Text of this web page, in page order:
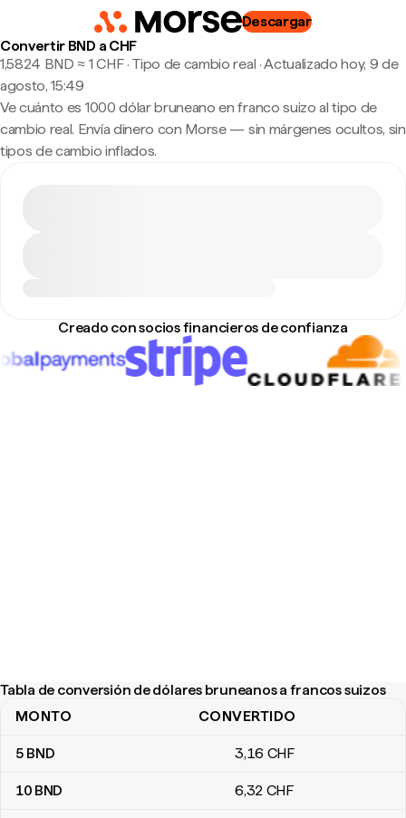
Descargar
Convertir BND a CHF
1,5824 BND ≈ 1 CHF · Tipo de cambio real ·Actualizado hoy, 9 de
agosto, 15:49
Ve cuánto es 1000 dólar bruneano en franco suizo al tipo de
cambio real. Envía dinero con Morse — sin márgenes ocultos, sin
tipos de cambio inflados.
Creado con socios financieros de confianza
Tabla de conversión de dólares bruneanos a francos suizos
Tabla de conversión de dólares bruneanos a francos suizos
MONTO CONVERTIDO
5 BND 3,16 CHF
10 BND 6,32 CHF